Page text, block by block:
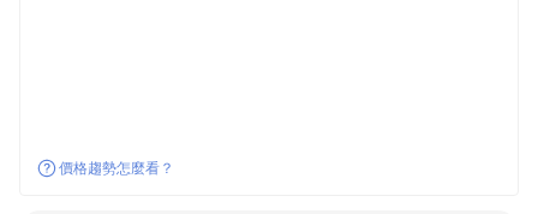
價格趨勢怎麼看？